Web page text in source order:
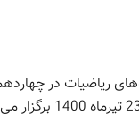
ریاضیات در